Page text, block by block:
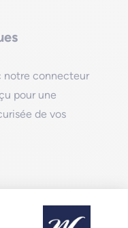
notre connecteur
pour une
de vos